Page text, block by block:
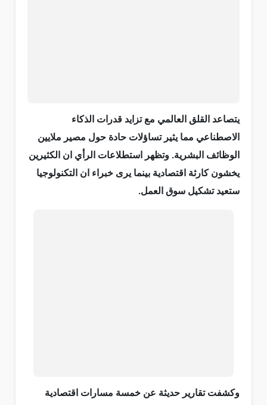
يتصاعد القلق العالمي مع تزايد قدرات الذكاء
الاصطناعي مما يثير تساؤلات حادة حول مصير ملايين
الوظائف البشرية. وتظهر استطلاعات الرأي ان الكثيرين
يخشون كارثة اقتصادية بينما يرى خبراء ان التكنولوجيا
ستعيد تشكيل سوق العمل.
وكشفت تقارير حديثة عن خمسة مسارات اقتصادية